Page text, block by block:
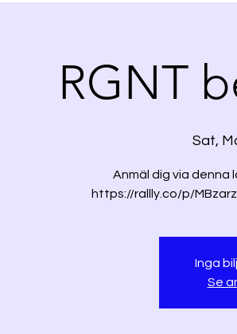
RGNT
Sat,
Anmäl dig via denna
https://rallly.co/p/
Inga
Se